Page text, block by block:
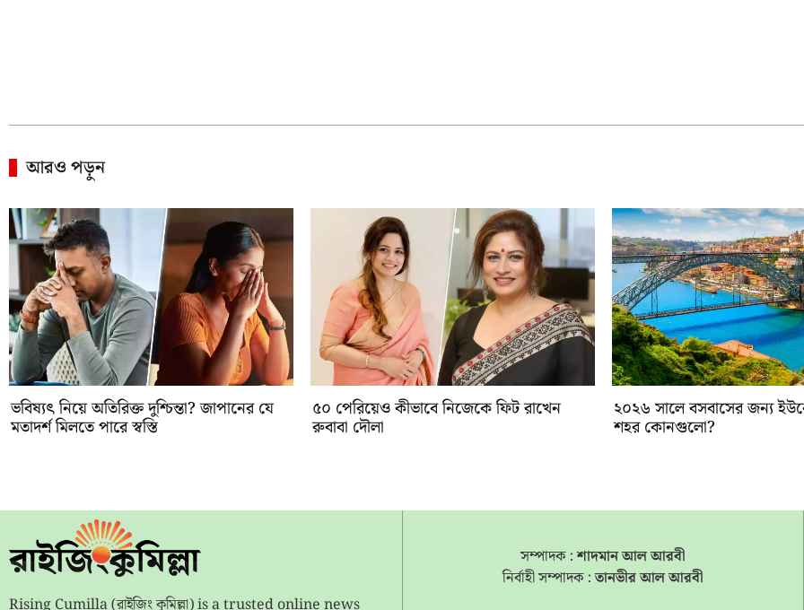
আরও পড়ুন
ভবিষ্যৎ নিয়ে অতিরিক্ত দুশ্চিন্তা? জাপানের যে
মতাদর্শ মিলতে পারে স্বস্তি
৫০ পেরিয়েও কীভাবে নিজেকে ফিট রাখেন
রুবাবা দৌলা
২০২৬ সালে বসবাসের জন্য
শহর কোনগুলো?
Rising Cumilla (রাইজিং কুমিল্লা) is a trusted online news
সম্পাদক :শাদমান আল আরবী
নির্বাহী সম্পাদক :তানভীর আল আরবী